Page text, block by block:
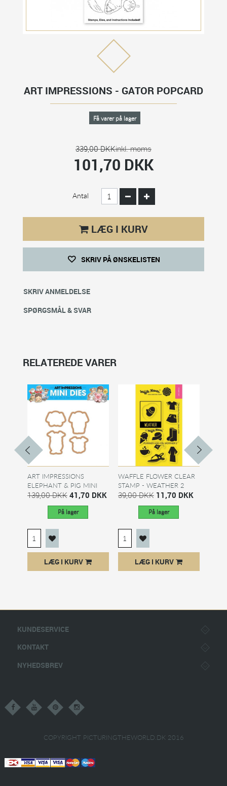
ART IMPRESSIONS - GATOR POPCARD
Få varer på lager
339,00 DKKinkl. moms
101,70 DKK
Antal
LÆG I KURV
SKRIV PÅ ØNSKELISTEN
SKRIV ANMELDELSE
SPØRGSMÅL & SVAR
RELATEREDE VARER
ART IMPRESSIONS
ELEPHANT & PIG MINI
DIES
139,00 DKK 41,70 DKK
På lager
LÆG I KURV
WAFFLE FLOWER CLEAR
STAMP - WEATHER 2
39,00 DKK 11,70 DKK
På lager
LÆG I KURV
KUNDESERVICE
KONTAKT
NYHEDSBREV
COPYRIGHT PICTURINGTHEWORLD.DK 2016